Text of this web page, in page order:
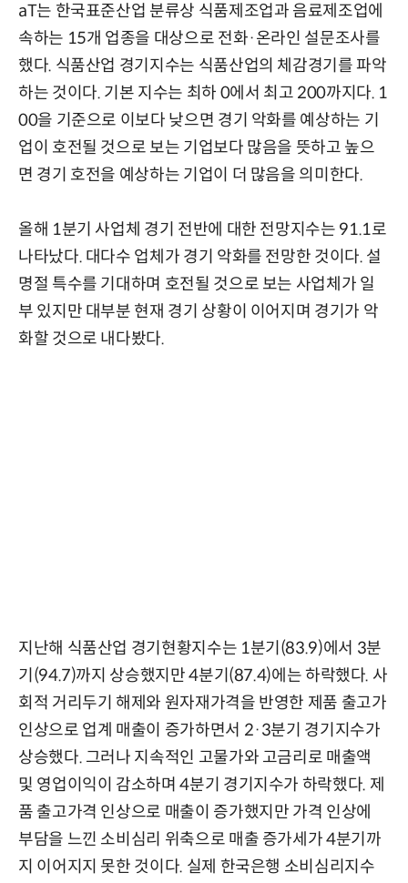
aT는 한국표준산업 분류상 식품제조업과 음료제조업에
속하는 15개 업종을 대상으로 전화·온라인 설문조사를
했다. 식품산업 경기지수는 식품산업의 체감경기를 파악
하는 것이다. 기본 지수는 최하 0에서 최고 200까지다. 1
00을 기준으로 이보다 낮으면 경기 악화를 예상하는 기
업이 호전될 것으로 보는 기업보다 많음을 뜻하고 높으
면 경기 호전을 예상하는 기업이 더 많음을 의미한다.
올해 1분기 사업체 경기 전반에 대한 전망지수는 91.1로
나타났다. 대다수 업체가 경기 악화를 전망한 것이다. 설
명절 특수를 기대하며 호전될 것으로 보는 사업체가 일
부 있지만 대부분 현재 경기 상황이 이어지며 경기가 악
화할 것으로 내다봤다.
지난해 식품산업 경기현황지수는 1분기(83.9)에서 3분
기(94.7)까지 상승했지만 4분기(87.4)에는 하락했다. 사
회적 거리두기 해제와 원자재가격을 반영한 제품 출고가
인상으로 업계 매출이 증가하면서 2·3분기 경기지수가
상승했다. 그러나 지속적인 고물가와 고금리로 매출액
및 영업이익이 감소하며 4분기 경기지수가 하락했다. 제
품 출고가격 인상으로 매출이 증가했지만 가격 인상에
부담을 느낀 소비심리 위축으로 매출 증가세가 4분기까
지 이어지지 못한 것이다. 실제 한국은행 소비심리지수